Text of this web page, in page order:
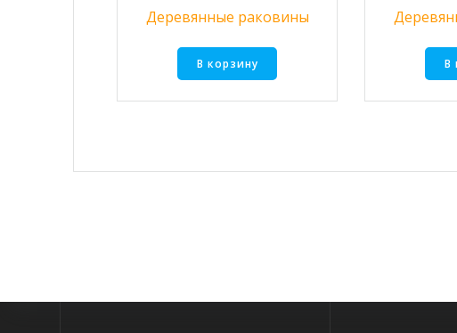
Деревянные раковины
В корзину В